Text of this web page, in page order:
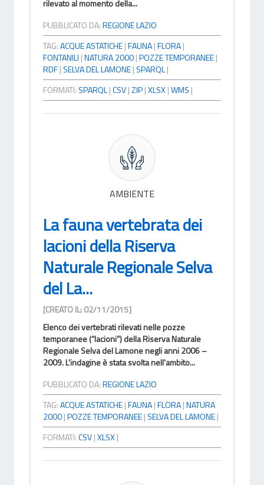
rilevato al momento della...
PUBBLICATO DA:REGIONE LAZIO
TAG:ACQUE ASTATICHE|FAUNA|FLORA|
FONTANILI |NATURA 2000|POZZE TEMPORANEE|
RDF| SELVA DEL LAMONE| SPARQL|
FORMATI: SPARQL|CSV|ZIP|XLSX|WMS |
AMBIENTE
La fauna vertebrata dei
lacioni della Riserva
Naturale Regionale Selva
del La...
[CREATO IL: 02/11/2015]
Elenco dei vertebrati rilevati nelle pozze
temporanee (“lacioni”) della Riserva Naturale
Regionale Selva del Lamone negli anni 2006 –
2009. L'indagine è stata svolta nell'ambito...
PUBBLICATO DA:REGIONE LAZIO
TAG:ACQUE ASTATICHE|FAUNA|FLORA|NATURA
2000|POZZE TEMPORANEE| SELVA DEL LAMONE|
FORMATI:CSV|XLSX|